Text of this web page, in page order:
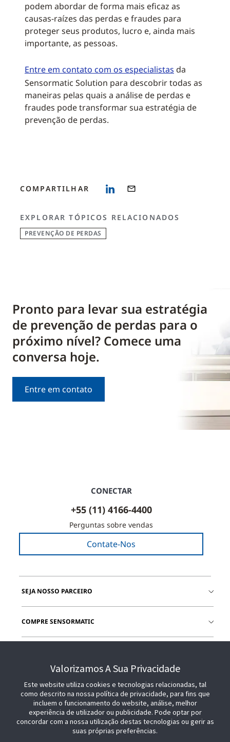
podem abordar de forma mais eficaz as
causas-raízes das perdas e fraudes para
proteger seus produtos, lucro e, ainda mais
importante, as pessoas.
Entre em contato com os especialistas da
Sensormatic Solution para descobrir todas as
maneiras pelas quais a análise de perdas e
fraudes pode transformar sua estratégia de
prevenção de perdas.
COMPARTILHAR
EXPLORAR TÓPICOS RELACIONADOS
PREVENÇÃO DE PERDAS
Pronto para levar sua estratégia
de prevenção de perdas para o
próximo nível? Comece uma
conversa hoje.
Entre em contato
CONECTAR
+55 (11) 4166-4400
Perguntas sobre vendas
Contate-Nos
SEJA NOSSO PARCEIRO
COMPRE SENSORMATIC
Valorizamos A Sua Privacidade
Este website utiliza cookies e tecnologias relacionadas, tal
como descrito na nossa política de privacidade, para fins que
incluem o funcionamento do website, análise, melhor
experiência de utilizador ou publicidade. Pode optar por
concordar com a nossa utilização destas tecnologias ou gerir as
suas próprias preferências.